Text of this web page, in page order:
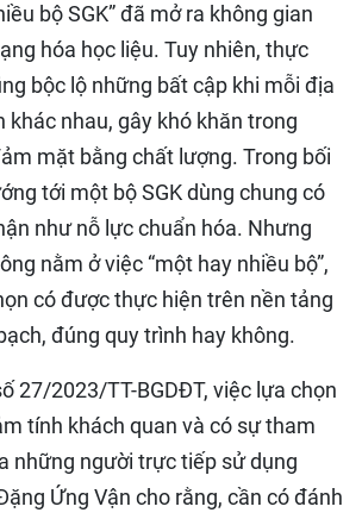
bộ SGK” đã mở ra không gian
hóa học liệu. Tuy nhiên, thực
bộc lộ những bất cập khi mỗi địa
khác nhau, gây khó khăn trong
mặt bằng chất lượng. Trong bối
tới một bộ SGK dùng chung có
như nỗ lực chuẩn hóa. Nhưng
nằm ở việc “một hay nhiều bộ”,
có được thực hiện trên nền tảng
đúng quy trình hay không.
27/2023/TT-BGDĐT, việc lựa chọn
tính khách quan và có sự tham
những người trực tiếp sử dụng
Ứng Vận cho rằng, cần có đánh